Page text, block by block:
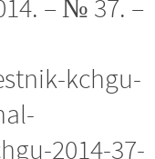
– № 37. –
kchgu-
2014-37-